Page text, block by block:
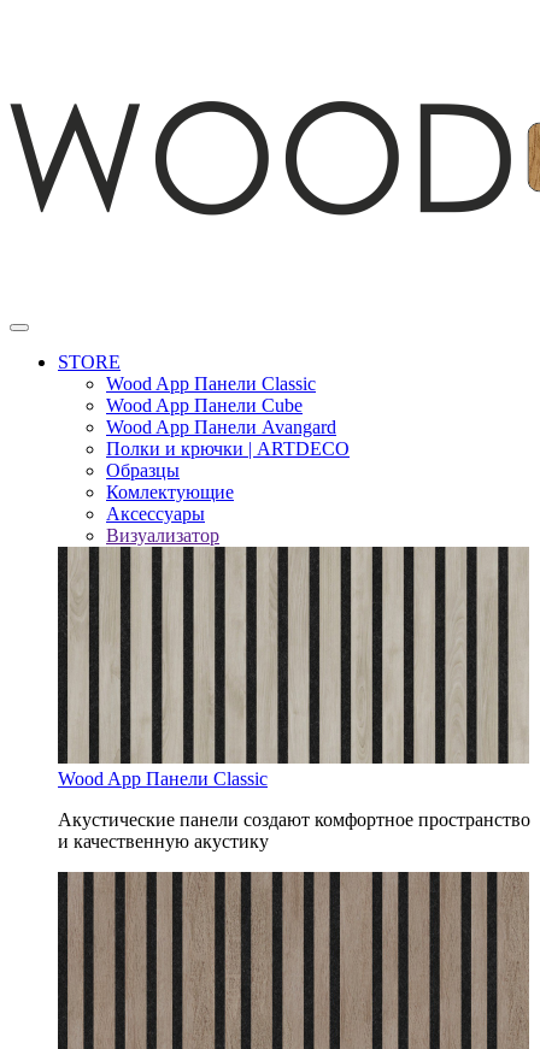
STORE
Wood App Панели Classic
Wood App Панели Cube
Wood App Панели Avangard
Полки и крючки | ARTDECO
Образцы
Комлектующие
Аксессуары
Визуализатор
Wood App Панели Classic
Акустические панели создают комфортное пространство
и качественную акустику